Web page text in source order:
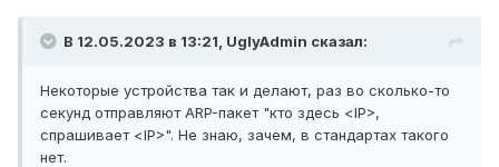
В 12.05.2023 в 13:21, UglyAdmin сказал:
Некоторые устройства так и делают, раз во сколько-то
секунд отправляют ARP-пакет "кто здесь <IP>,
спрашивает <IP>". Не знаю, зачем, в стандартах такого
нет.